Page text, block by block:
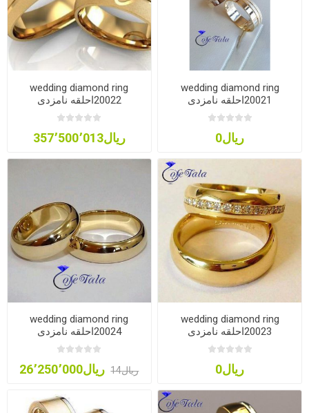
wedding diamond ring
20021احلقه نامزدی
ریال0
wedding diamond ring
20022احلقه نامزدی
ریال357٬500٬013
wedding diamond ring
20023احلقه نامزدی
ریال0
wedding diamond ring
20024احلقه نامزدی
ریال14 ریال26٬250٬000